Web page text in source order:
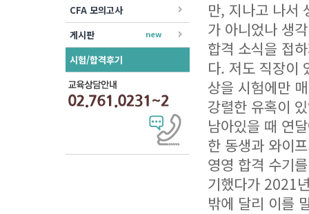
CFA 모의고사
게시판
new
시험/합격후기
만, 지나고 나서
가 아니었나 생
합격 소식을 접
다. 저도 직장이
상을 시험에만
강렬한 유혹이
남아있을 때 연
한 동생과 와이
영영 합격 수기
기했다가 2021
밖에 달리 이를